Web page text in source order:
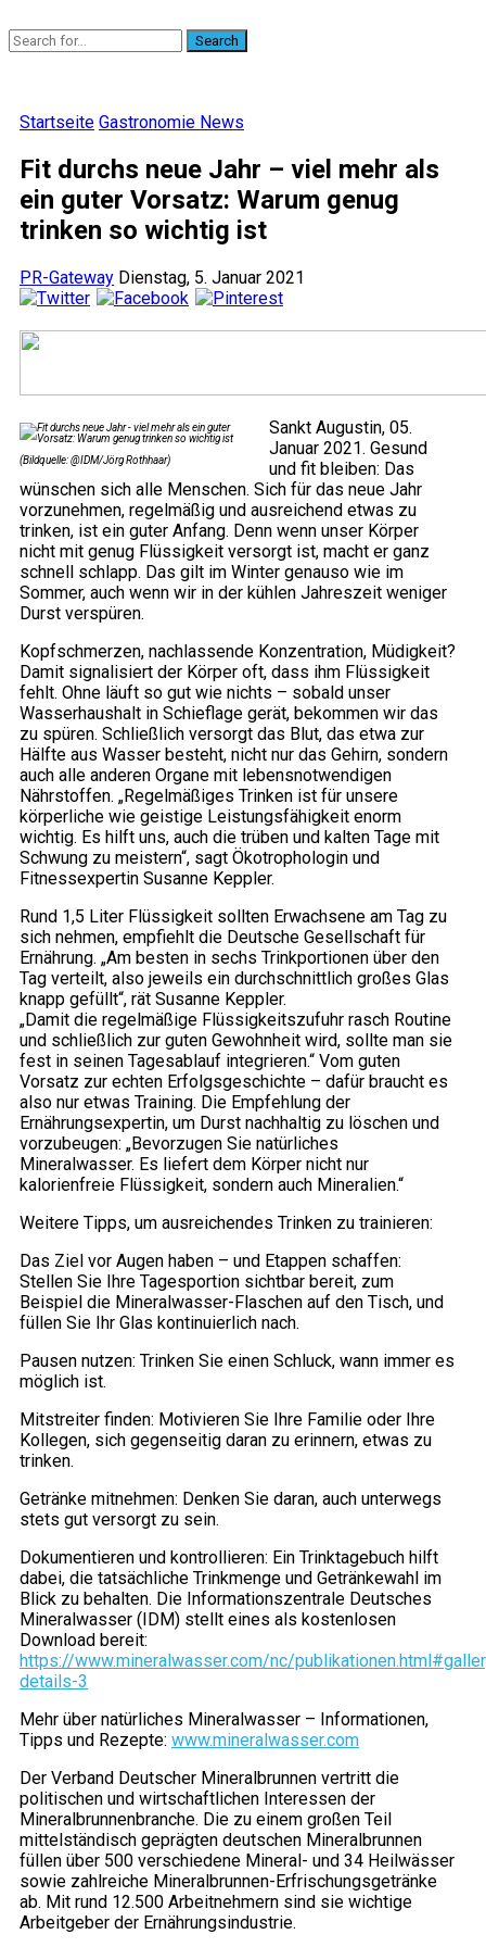
Search
Startseite Gastronomie News
Fit durchs neue Jahr – viel mehr als
ein guter Vorsatz: Warum genug
trinken so wichtig ist
PR-Gateway Dienstag, 5. Januar 2021
(Bildquelle: @IDM/Jörg Rothhaar)
Sankt Augustin, 05.
Januar 2021. Gesund
und fit bleiben: Das
wünschen sich alle Menschen. Sich für das neue Jahr
vorzunehmen, regelmäßig und ausreichend etwas zu
trinken, ist ein guter Anfang. Denn wenn unser Körper
nicht mit genug Flüssigkeit versorgt ist, macht er ganz
schnell schlapp. Das gilt im Winter genauso wie im
Sommer, auch wenn wir in der kühlen Jahreszeit weniger
Durst verspüren.
Kopfschmerzen, nachlassende Konzentration, Müdigkeit?
Damit signalisiert der Körper oft, dass ihm Flüssigkeit
fehlt. Ohne läuft so gut wie nichts – sobald unser
Wasserhaushalt in Schieflage gerät, bekommen wir das
zu spüren. Schließlich versorgt das Blut, das etwa zur
Hälfte aus Wasser besteht, nicht nur das Gehirn, sondern
auch alle anderen Organe mit lebensnotwendigen
Nährstoffen. „Regelmäßiges Trinken ist für unsere
körperliche wie geistige Leistungsfähigkeit enorm
wichtig. Es hilft uns, auch die trüben und kalten Tage mit
Schwung zu meistern“, sagt Ökotrophologin und
Fitnessexpertin Susanne Keppler.
Rund 1,5 Liter Flüssigkeit sollten Erwachsene am Tag zu
sich nehmen, empfiehlt die Deutsche Gesellschaft für
Ernährung. „Am besten in sechs Trinkportionen über den
Tag verteilt, also jeweils ein durchschnittlich großes Glas
knapp gefüllt“, rät Susanne Keppler.
„Damit die regelmäßige Flüssigkeitszufuhr rasch Routine
und schließlich zur guten Gewohnheit wird, sollte man sie
fest in seinen Tagesablauf integrieren.“ Vom guten
Vorsatz zur echten Erfolgsgeschichte – dafür braucht es
also nur etwas Training. Die Empfehlung der
Ernährungsexpertin, um Durst nachhaltig zu löschen und
vorzubeugen: „Bevorzugen Sie natürliches
Mineralwasser. Es liefert dem Körper nicht nur
kalorienfreie Flüssigkeit, sondern auch Mineralien.“
Weitere Tipps, um ausreichendes Trinken zu trainieren:
Das Ziel vor Augen haben – und Etappen schaffen:
Stellen Sie Ihre Tagesportion sichtbar bereit, zum
Beispiel die Mineralwasser-Flaschen auf den Tisch, und
füllen Sie Ihr Glas kontinuierlich nach.
Pausen nutzen: Trinken Sie einen Schluck, wann immer es
möglich ist.
Mitstreiter finden: Motivieren Sie Ihre Familie oder Ihre
Kollegen, sich gegenseitig daran zu erinnern, etwas zu
trinken.
Getränke mitnehmen: Denken Sie daran, auch unterwegs
stets gut versorgt zu sein.
Dokumentieren und kontrollieren: Ein Trinktagebuch hilft
dabei, die tatsächliche Trinkmenge und Getränkewahl im
Blick zu behalten. Die Informationszentrale Deutsches
Mineralwasser (IDM) stellt eines als kostenlosen
Download bereit:
https://www.mineralwasser.com/nc/
details-3
Mehr über natürliches Mineralwasser – Informationen,
Tipps und Rezepte: www.mineralwasser.com
Der Verband Deutscher Mineralbrunnen vertritt die
politischen und wirtschaftlichen Interessen der
Mineralbrunnenbranche. Die zu einem großen Teil
mittelständisch geprägten deutschen Mineralbrunnen
füllen über 500 verschiedene Mineral- und 34 Heilwässer
sowie zahlreiche Mineralbrunnen-Erfrischungsgetränke
ab. Mit rund 12.500 Arbeitnehmern sind sie wichtige
Arbeitgeber der Ernährungsindustrie.